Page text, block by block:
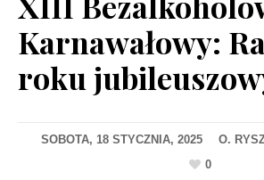
Karnawałowy:
roku
SOBOTA, 18 STYCZNIA, 2025
0